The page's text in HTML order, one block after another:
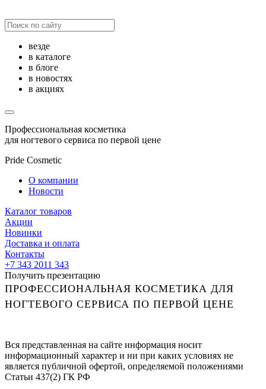
везде
в каталоге
в блоге
в новостях
в акциях
Профессиональная косметика
для ногтевого сервиса по первой цене
Pride Cosmetic
О компании
Новости
Каталог товаров
Акции
Новинки
Доставка и оплата
Контакты
+7 343 2011 343
Получить презентацию
ПРОФЕССИОНАЛЬНАЯ КОСМЕТИКА ДЛЯ
НОГТЕВОГО СЕРВИСА ПО ПЕРВОЙ ЦЕНЕ
Вся представленная на сайте информация носит
информационный характер и ни при каких условиях не
является публичной офертой, определяемой положениями
Статьи 437(2) ГК РФ